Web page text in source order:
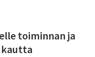
toiminnan ja